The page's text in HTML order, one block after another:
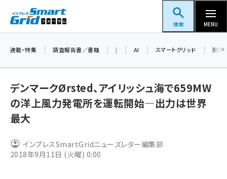
ン
スマートグリッドフォーラム
検索 MENU
ペロブスカイト (337)
連載・特集 調査報告書／書籍 | AI スマートグリッド 脱炭
デンマークØrsted、アイリッシュ海で659MW
の洋上風力発電所を運転開始―出力は世界
最大
インプレスSmartGridニューズレター編集部
2018年9月11日 (火曜) 0:00